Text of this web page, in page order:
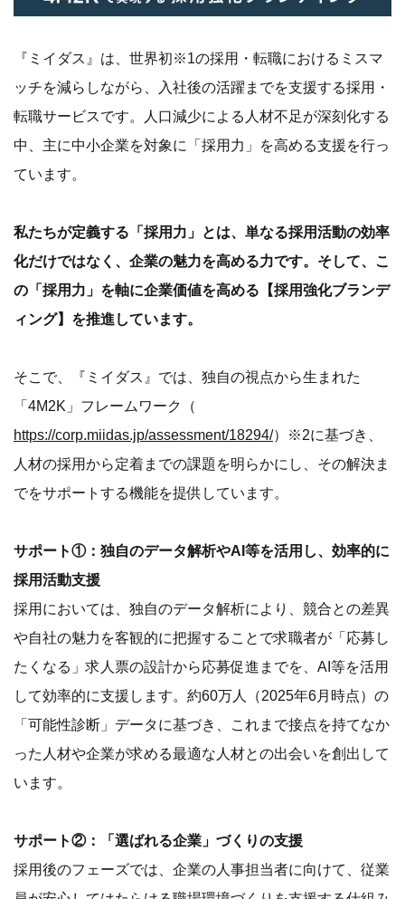
『ミイダス』は、世界初※1の採用・転職におけるミスマ
ッチを減らしながら、入社後の活躍までを支援する採用・
転職サービスです。人口減少による人材不足が深刻化する
中、主に中小企業を対象に「採用力」を高める支援を行っ
ています。
私たちが定義する「採用力」とは、単なる採用活動の効率
化だけではなく、企業の魅力を高める力です。そして、こ
の「採用力」を軸に企業価値を高める【採用強化ブランデ
ィング】を推進しています。
そこで、『ミイダス』では、独自の視点から生まれた
「4M2K」フレームワーク（
https://corp.miidas.jp/assessment/18294/）※2に基づき、
人材の採用から定着までの課題を明らかにし、その解決ま
でをサポートする機能を提供しています。
サポート①：独自のデータ解析やAI等を活用し、効率的に
採用活動支援
採用においては、独自のデータ解析により、競合との差異
や自社の魅力を客観的に把握することで求職者が「応募し
たくなる」求人票の設計から応募促進までを、AI等を活用
して効率的に支援します。約60万人（2025年6月時点）の
「可能性診断」データに基づき、これまで接点を持てなか
った人材や企業が求める最適な人材との出会いを創出して
います。
サポート②：「選ばれる企業」づくりの支援
採用後のフェーズでは、企業の人事担当者に向けて、従業